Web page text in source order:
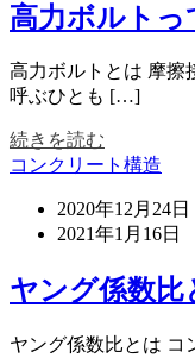
高力ボルトっ
高力ボルトとは 摩擦
呼ぶひとも […]
続きを読む
コンクリート構造
2020年12月24日
2021年1月16日
ヤング係数比
ヤング係数比とは コ